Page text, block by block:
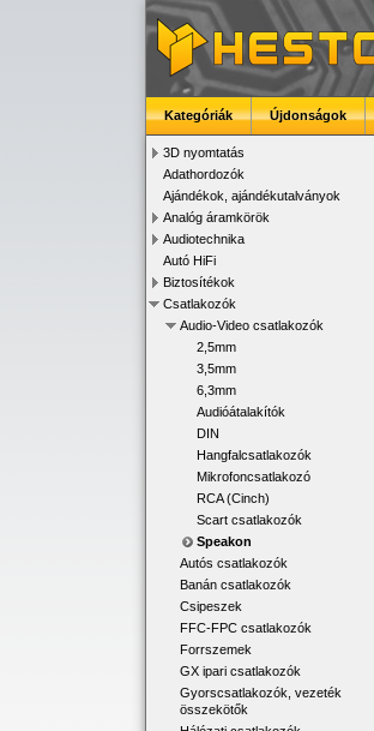
Kategóriák Újdonságok
3D nyomtatás
Adathordozók
Ajándékok, ajándékutalványok
Analóg áramkörök
Audiotechnika
Autó HiFi
Biztosítékok
Csatlakozók
Audio-Video csatlakozók
2,5mm
3,5mm
6,3mm
Audióátalakítók
DIN
Hangfalcsatlakozók
Mikrofoncsatlakozó
RCA (Cinch)
Scart csatlakozók
Speakon
Autós csatlakozók
Banán csatlakozók
Csipeszek
FFC-FPC csatlakozók
Forrszemek
GX ipari csatlakozók
Gyorscsatlakozók, vezeték
összekötők